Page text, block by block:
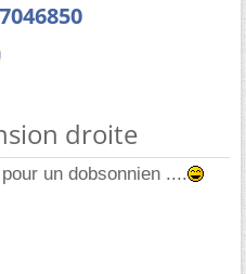
droite
un dobsonnien ....